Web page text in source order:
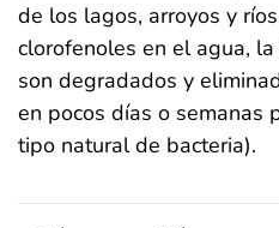
de los lagos, arroyos y
clorofenoles en el agua,
son degradados y
en pocos días o semanas
tipo natural de bacteria).